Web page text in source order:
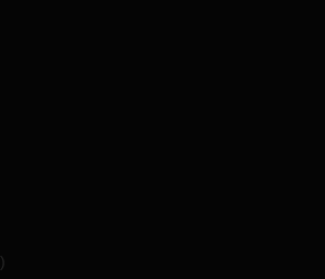
)